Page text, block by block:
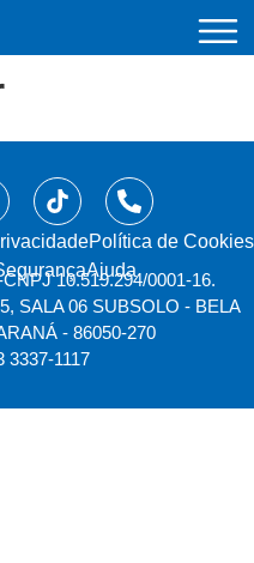
Política de Cookies
Ajuda
CNPJ 10.519.294/0001-16.
SALA 06 SUBSOLO - BELA
- 86050-270
3337-1117